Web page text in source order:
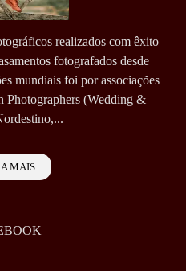
realizados com êxito
fotografados desde
mundiais foi por associações
Photographers (Wedding &
MAIS